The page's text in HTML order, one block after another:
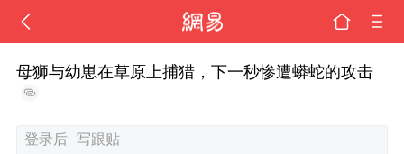
母狮与幼崽在草原上捕猎，下一秒惨遭蟒蛇的攻击